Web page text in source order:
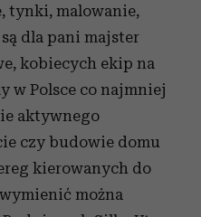
tynki, malowanie,
dla pani majster
kobiecych ekip na
w Polsce co najmniej
aktywnego
czy budowie domu
kierowanych do
można